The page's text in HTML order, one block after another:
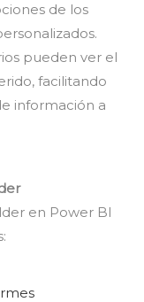
de los
pueden ver el
facilitando
información a
en Power BI